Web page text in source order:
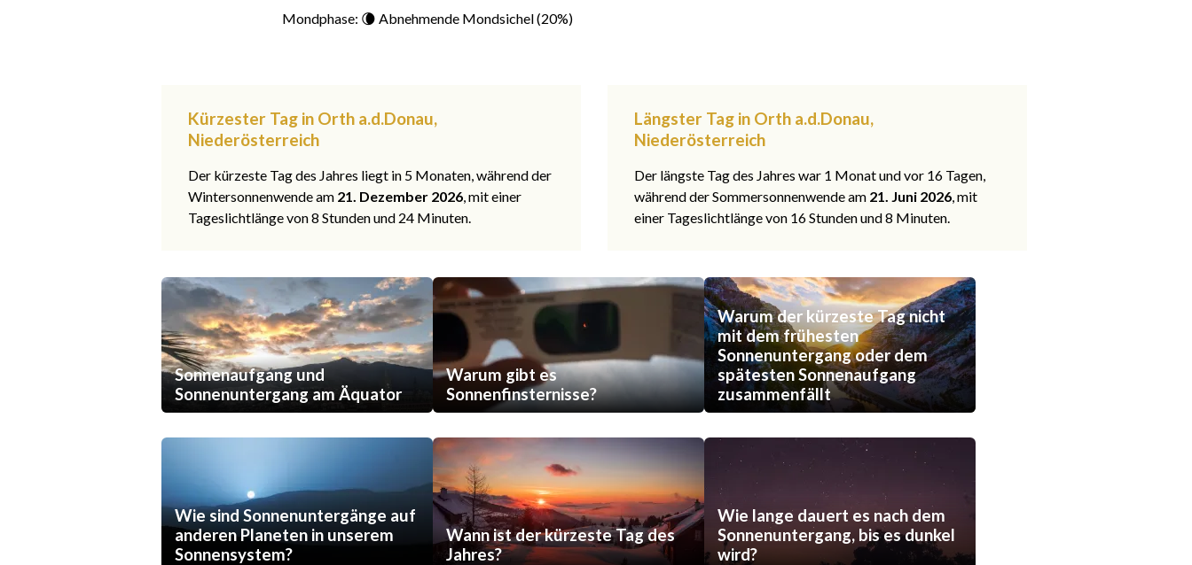
Mondphase: 🌘 Abnehmende Mondsichel (20%)
Kürzester Tag in Orth a.d.Donau,
Niederösterreich
Der kürzeste Tag des Jahres liegt in 5 Monaten, während der
Wintersonnenwende am 21. Dezember 2026, mit einer
Tageslichtlänge von 8 Stunden und 24 Minuten.
Längster Tag in Orth a.d.Donau,
Niederösterreich
Der längste Tag des Jahres war 1 Monat und vor 16 Tagen,
während der Sommersonnenwende am 21. Juni 2026, mit
einer Tageslichtlänge von 16 Stunden und 8 Minuten.
Sonnenaufgang und
Sonnenuntergang am Äquator
Warum gibt es
Sonnenfinsternisse?
Warum der kürzeste Tag nicht
mit dem frühesten
Sonnenuntergang oder dem
spätesten Sonnenaufgang
zusammenfällt
Wie sind Sonnenuntergänge auf
anderen Planeten in unserem
Sonnensystem?
Wann ist der kürzeste Tag des
Jahres?
Wie lange dauert es nach dem
Sonnenuntergang, bis es dunkel
wird?